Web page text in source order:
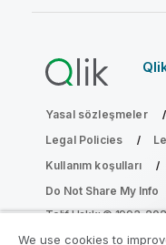
Yasal sözleşmeler
Legal Policies
Kullanım koşulları
Do Not Share My Info
Telif Hakkı © 1993-
We use cookies to